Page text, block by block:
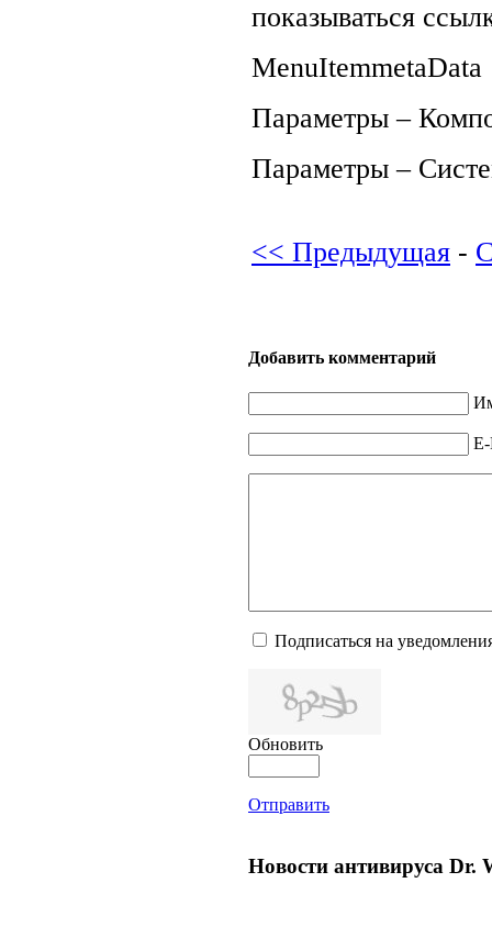
показываться
MenuItemmetaData
Параметры –
Параметры –
<< Предыдущая -
Добавить комментарий
E-
Подписаться на
Обновить
Отправить
Новости антивируса Dr.